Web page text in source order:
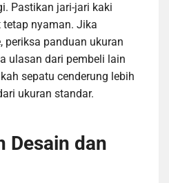
Pastikan jari-jari kaki
nyaman. Jika
periksa panduan ukuran
ulasan dari pembeli lain
sepatu cenderung lebih
ukuran standar.
Desain dan